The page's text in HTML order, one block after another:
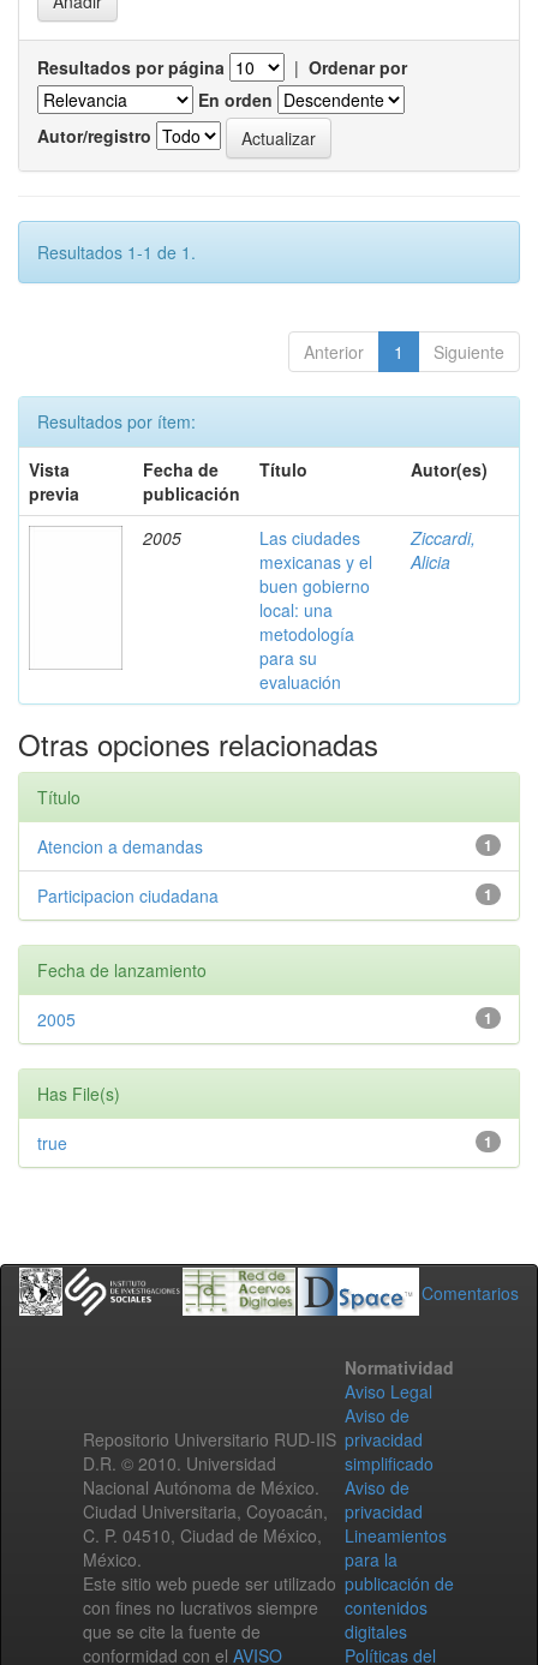
Resultados por página | Ordenar por
En orden
Autor/registro
Resultados 1-1 de 1.
Anterior 1 Siguiente
Resultados por ítem:
Vista
previa
Fecha de
publicación
Título Autor(es)
2005
Las ciudades
mexicanas y el
buen gobierno
local: una
metodología
para su
evaluación
Ziccardi,
Alicia
Otras opciones relacionadas
Título
1
Atencion a demandas
1
Participacion ciudadana
Fecha de lanzamiento
1
2005
Has File(s)
1
true
Comentarios
Repositorio Universitario RUD-IIS
D.R. © 2010. Universidad
Nacional Autónoma de México.
Ciudad Universitaria, Coyoacán,
C. P. 04510, Ciudad de México,
México.
Este sitio web puede ser utilizado
con fines no lucrativos siempre
que se cite la fuente de
conformidad con el AVISO
Normatividad
Aviso Legal
Aviso de
privacidad
simplificado
Aviso de
privacidad
Lineamientos
para la
publicación de
contenidos
digitales
Políticas del